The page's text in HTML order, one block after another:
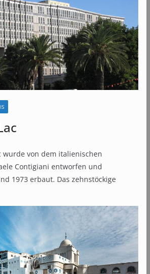
wurde von dem italienischen
Contigiani entworfen und
1973 erbaut. Das zehnstöckige